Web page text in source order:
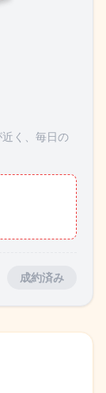
く、毎日の
成約済み